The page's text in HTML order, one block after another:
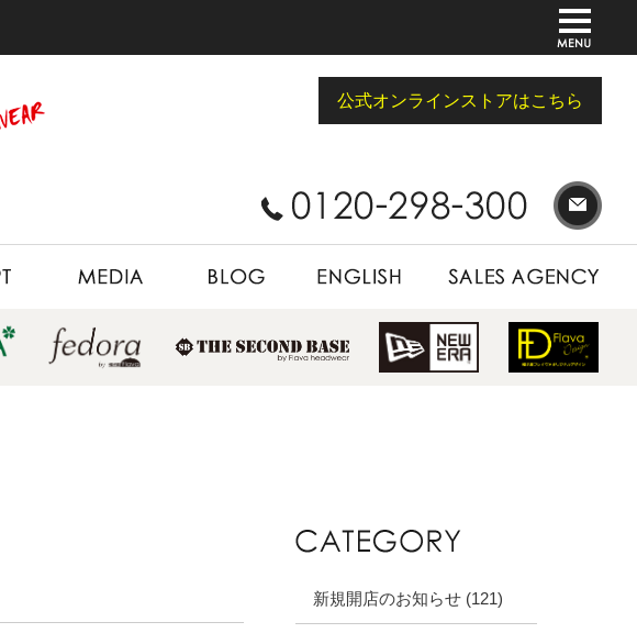
公式オンラインストアはこちら
新規開店のお知らせ (121)